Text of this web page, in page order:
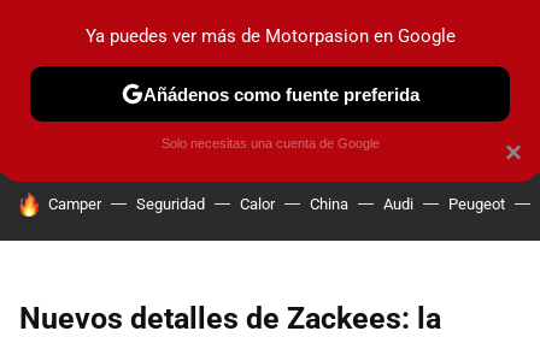
PRUEBAS COCHES ELÉCTRICOS OBSERVATORIO
HOY SE HABLA DE
Camper Seguridad Calor China Audi Peugeot
Nuevos detalles de Zackees: la
×
Ya puedes ver más de Motorpasion en Google
Añádenos como fuente preferida
Solo necesitas una cuenta de Google